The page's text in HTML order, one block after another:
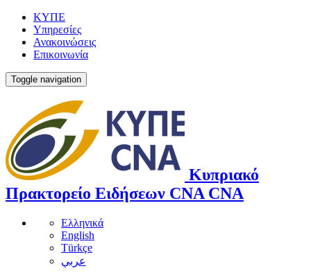
ΚΥΠΕ
Υπηρεσίες
Ανακοινώσεις
Επικοινωνία
Toggle navigation
Κυπριακό
Πρακτορείο Ειδήσεων CNA CNA
Ελληνικά
English
Türkçe
عربي